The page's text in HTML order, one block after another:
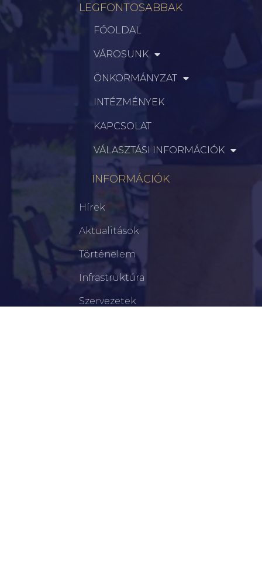
LEGFONTOSABBAK
FŐOLDAL
VÁROSUNK
ÖNKORMÁNYZAT
INTÉZMÉNYEK
KAPCSOLAT
VÁLASZTÁSI INFORMÁCIÓK
INFORMÁCIÓK
Hírek
Aktualitások
Történelem
Infrastruktúra
Szervezetek